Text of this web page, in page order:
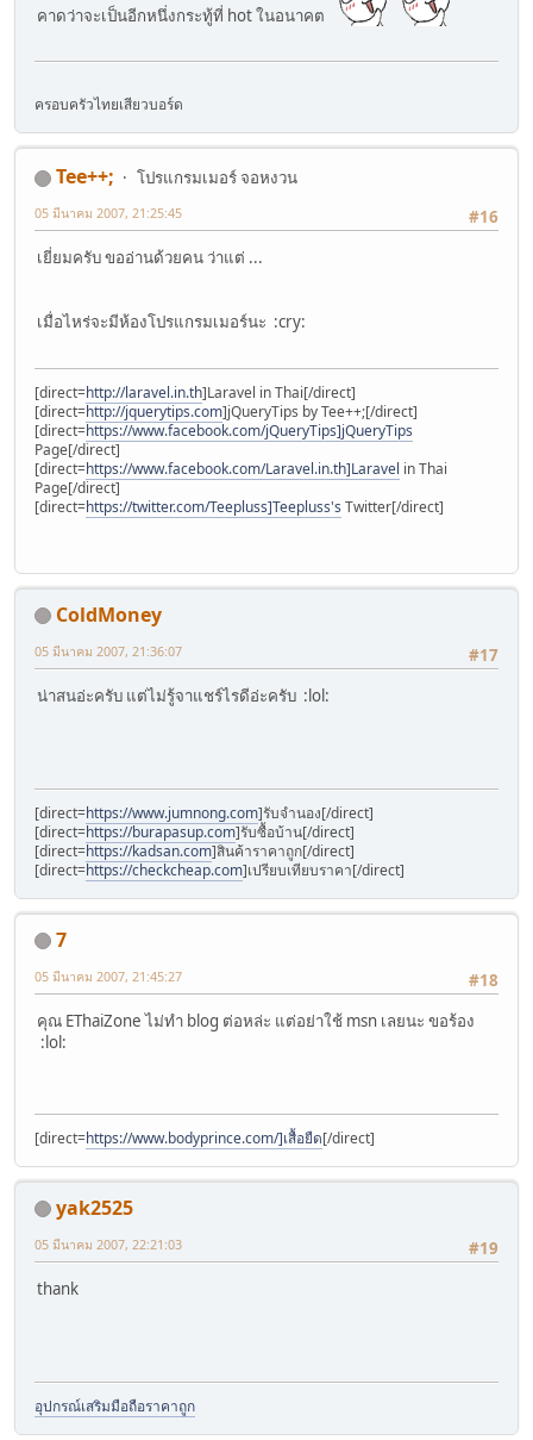
คาดว่าจะเป็นอีกหนึ่งกระทู้ที่ hot ในอนาคต
ครอบครัวไทยเสียวบอร์ด
Tee++;
โปรแกรมเมอร์ จอหงวน
#16
05 มีนาคม 2007, 21:25:45
เยี่ยมครับ ขออ่านด้วยคน ว่าแต่ ...
เมื่อไหร่จะมีห้องโปรแกรมเมอร์นะ :cry:
[direct=http://laravel.in.th]Laravel in Thai[/direct]
[direct=http://jquerytips.com]jQueryTips by Tee++;[/direct]
[direct=https://www.facebook.com/jQueryTips]jQueryTips
Page[/direct]
[direct=https://www.facebook.com/Laravel.in.th]Laravel in Thai
Page[/direct]
[direct=https://twitter.com/Teepluss]Teepluss's Twitter[/direct]
ColdMoney
#17
05 มีนาคม 2007, 21:36:07
น่าสนอ่ะครับ แต่ไม่รู้จาแชร์ไรดีอ่ะครับ :lol:
[direct=https://www.jumnong.com]รับจำนอง[/direct]
[direct=https://burapasup.com]รับซื้อบ้าน[/direct]
[direct=https://kadsan.com]สินค้าราคาถูก[/direct]
[direct=https://checkcheap.com]เปรียบเทียบราคา[/direct]
7
#18
05 มีนาคม 2007, 21:45:27
คุณ EThaiZone ไม่ทำ blog ต่อหล่ะ แต่อย่าใช้ msn เลยนะ ขอร้อง
:lol:
[direct=https://www.bodyprince.com/]เสื้อยืด[/direct]
yak2525
#19
05 มีนาคม 2007, 22:21:03
thank
​อุปกรณ์เสริมมือถือราคาถูก